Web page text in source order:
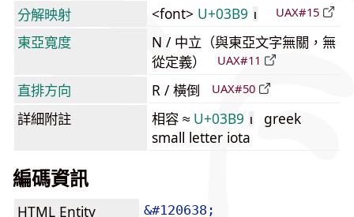
分解映射
<font> U+03B9 ι UAX#15
東亞寬度
N / 中立（與東亞文字無關，無
從定義）
UAX#11
直排方向 R / 橫倒 UAX#50
詳細附註 相容 ≈ U+03B9 ι
greek
small letter iota
編碼資訊
HTML Entity &#120638;